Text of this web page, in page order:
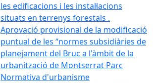
les edificacions i les instal·lacions
situats en terrenys forestals .
Aprovació provisional de la modificació
puntual de les “normes subsidiàries de
planejament del Bruc a l'àmbit de la
urbanització de Montserrat Parc
Normativa d'urbanisme